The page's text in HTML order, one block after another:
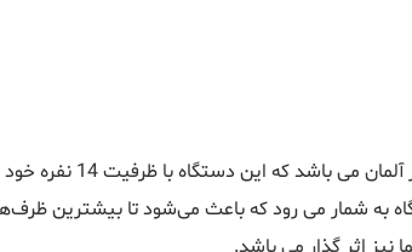
با ظرفیت 14 نفره خود قادر می باشد در شستن همه نوع ظروف شما را یاری نماید. مصرف آب 9.5 لیتری و مصرف انرژی
به شمار می رود که باعث می‌شود تا بیشترین